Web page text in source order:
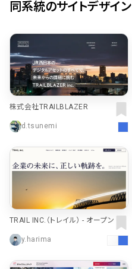
同系統のサイトデザイン
株式会社TRAILBLAZER
d.tsunemi
TRAIL INC.（トレイル） - オープン マ
y.harima